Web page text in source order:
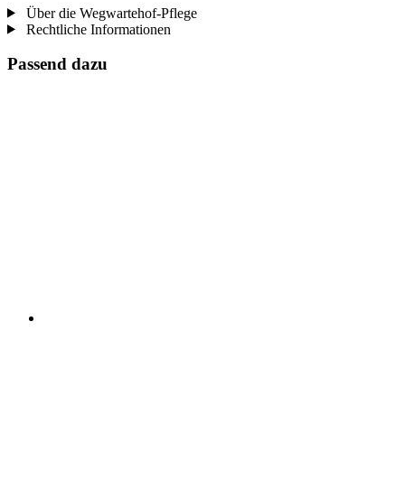
Über die Wegwartehof-Pflege
Rechtliche Informationen
Passend dazu